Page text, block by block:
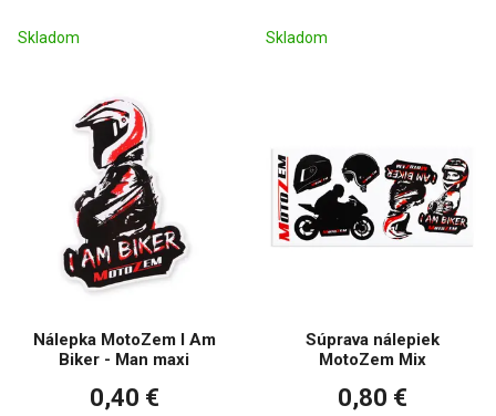
Skladom Skladom
Nálepka MotoZem I Am
Biker - Man maxi
0,40 €
Súprava nálepiek
MotoZem Mix
0,80 €